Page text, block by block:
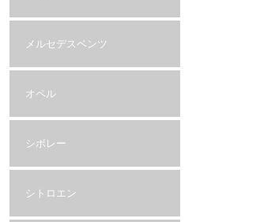
メルセデスベンツ
オペル
シボレー
シトロエン